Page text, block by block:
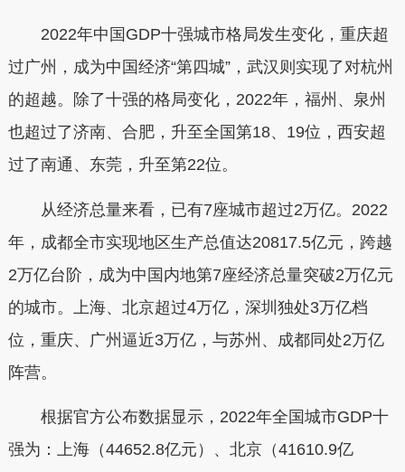
2022年中国GDP十强城市格局发生变化，重庆超
过广州，成为中国经济“第四城”，武汉则实现了对杭州
的超越。除了十强的格局变化，2022年，福州、泉州
也超过了济南、合肥，升至全国第18、19位，西安超
过了南通、东莞，升至第22位。
从经济总量来看，已有7座城市超过2万亿。2022
年，成都全市实现地区生产总值达20817.5亿元，跨越
2万亿台阶，成为中国内地第7座经济总量突破2万亿元
的城市。上海、北京超过4万亿，深圳独处3万亿档
位，重庆、广州逼近3万亿，与苏州、成都同处2万亿
阵营。
根据官方公布数据显示，2022年全国城市GDP十
强为：上海（44652.8亿元）、北京（41610.9亿